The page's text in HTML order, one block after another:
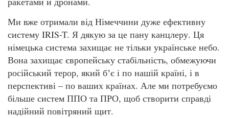
Ми вже отримали від Німеччини дуже ефективну
систему IRIS-T. Я дякую за це пану канцлеру. Ця
німецька система захищає не тільки українське небо.
Вона захищає європейську стабільність, обмежуючи
російський терор, який бʼє і по нашій країні, і в
перспективі – по ваших країнах. Але ми потребуємо
більше систем ППО та ПРО, щоб створити справді
надійний повітряний щит.